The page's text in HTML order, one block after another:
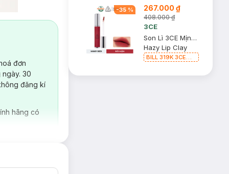
đơn
30
đăng kí
hãng có
-35 % 267.000 ₫
408.000 ₫
3CE
Son Lì 3CE Mịn Môi Whip Red - Đỏ Mận 4g
Hazy Lip Clay
BILL 319K 3CE